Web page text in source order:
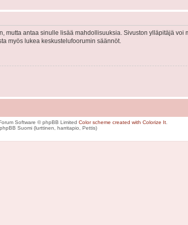
antaa sinulle lisää mahdollisuuksia. Sivuston ylläpitäjä voi
myös lukea keskustelufoorumin säännöt.
Software © phpBB Limited Color scheme created with Colorize It
Suomi (lurttinen, harritapio, Pettis)